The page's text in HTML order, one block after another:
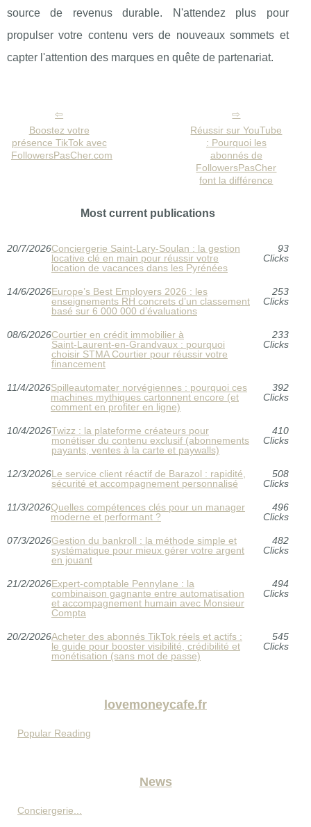
source de revenus durable. N'attendez plus pour
propulser votre contenu vers de nouveaux sommets et
capter l'attention des marques en quête de partenariat.
Boostez votre
présence TikTok avec
FollowersPasCher.com
Réussir sur YouTube
: Pourquoi les
abonnés de
FollowersPasCher
font la différence
Most current publications
20/7/2026Conciergerie Saint‑Lary‑Soulan : la gestion
locative clé en main pour réussir votre
location de vacances dans les Pyrénées
93
Clicks
14/6/2026Europe’s Best Employers 2026 : les
enseignements RH concrets d’un classement
basé sur 6 000 000 d’évaluations
253
Clicks
08/6/2026Courtier en crédit immobilier à
Saint‑Laurent‑en‑Grandvaux : pourquoi
choisir STMA Courtier pour réussir votre
financement
233
Clicks
11/4/2026Spilleautomater norvégiennes : pourquoi ces
machines mythiques cartonnent encore (et
comment en profiter en ligne)
392
Clicks
10/4/2026Twizz : la plateforme créateurs pour
monétiser du contenu exclusif (abonnements
payants, ventes à la carte et paywalls)
410
Clicks
12/3/2026Le service client réactif de Barazol : rapidité,
sécurité et accompagnement personnalisé
508
Clicks
11/3/2026Quelles compétences clés pour un manager
moderne et performant ?
496
Clicks
07/3/2026Gestion du bankroll : la méthode simple et
systématique pour mieux gérer votre argent
en jouant
482
Clicks
21/2/2026Expert-comptable Pennylane : la
combinaison gagnante entre automatisation
et accompagnement humain avec Monsieur
Compta
494
Clicks
20/2/2026Acheter des abonnés TikTok réels et actifs :
le guide pour booster visibilité, crédibilité et
monétisation (sans mot de passe)
545
Clicks
lovemoneycafe.fr
Popular Reading
News
Conciergerie...